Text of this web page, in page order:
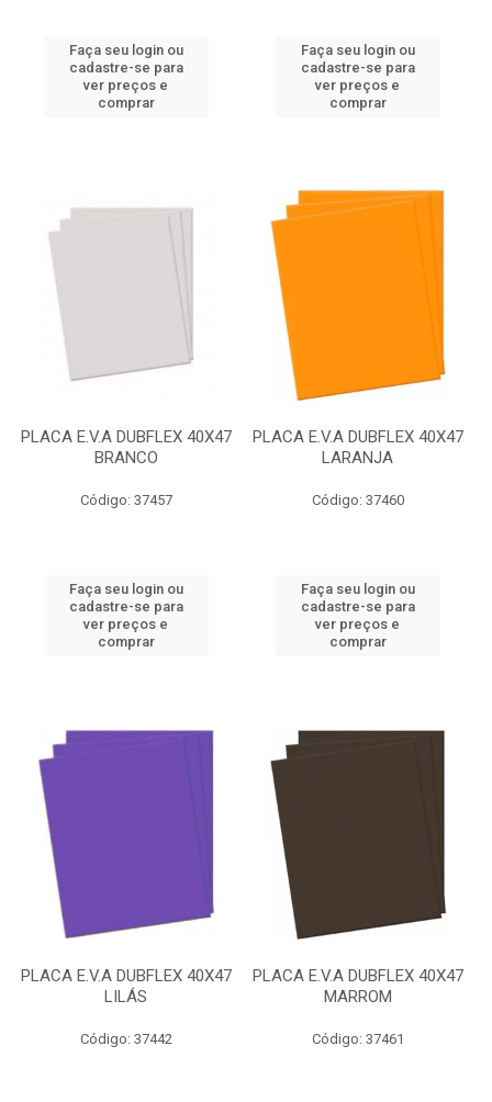
Faça seu login ou
cadastre-se para
ver preços e
comprar
Faça seu login ou
cadastre-se para
ver preços e
comprar
PLACA E.V.A DUBFLEX 40X47
BRANCO
Código: 37457
Faça seu login ou
cadastre-se para
ver preços e
comprar
PLACA E.V.A DUBFLEX 40X47
LARANJA
Código: 37460
Faça seu login ou
cadastre-se para
ver preços e
comprar
PLACA E.V.A DUBFLEX 40X47
LILÁS
Código: 37442
PLACA E.V.A DUBFLEX 40X47
MARROM
Código: 37461